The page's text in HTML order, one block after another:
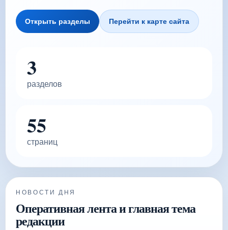
Открыть разделы Перейти к карте сайта
3
разделов
55
страниц
НОВОСТИ ДНЯ
Оперативная лента и главная тема
редакции